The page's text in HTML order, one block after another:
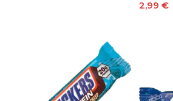
2,99 €